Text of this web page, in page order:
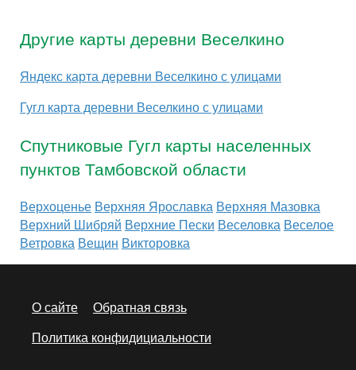
Другие карты деревни Веселкино
Яндекс карта деревни Веселкино с улицами
Гугл карта деревни Веселкино с улицами
Спутниковые Гугл карты населенных
пунктов Тамбовской области
Верхоценье Верхняя Ярославка Верхняя Мазовка
Верхний Шибряй Верхние Пески Веселовка Веселое
Ветровка Вещин Викторовка
О сайте
Обратная связь
Политика конфидициальности